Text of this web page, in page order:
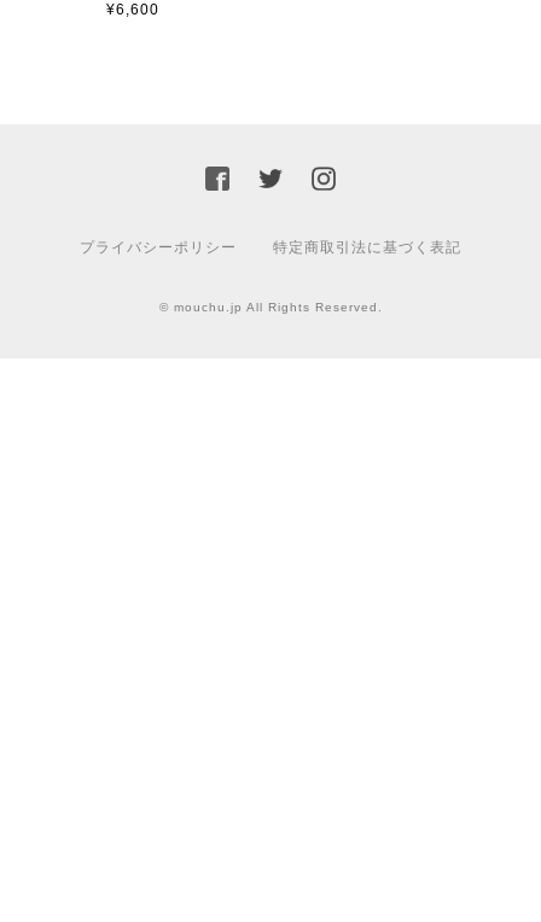
¥6,600
プライバシーポリシー 特定商取引法に基づく表記
© mouchu.jp All Rights Reserved.